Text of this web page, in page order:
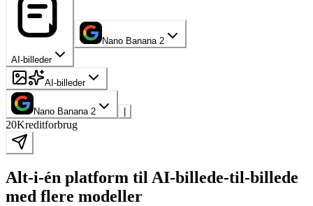
AI-billeder
Nano Banana 2
AI-billeder
Nano Banana 2
20Kreditforbrug
Alt-i-én platform til AI-billede-til-billede
med flere modeller